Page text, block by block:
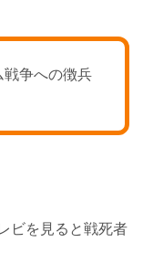
争への徴兵
ビを見ると戦死者